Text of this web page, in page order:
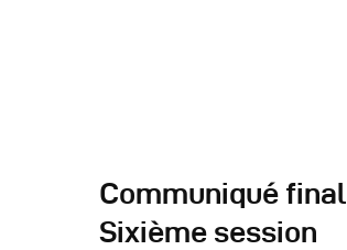
Communiqué final
Sixième session